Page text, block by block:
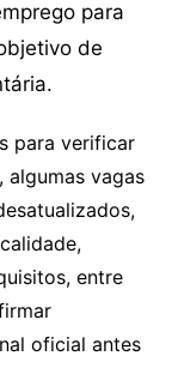
para
de
para verificar
algumas vagas
entre
oficial antes